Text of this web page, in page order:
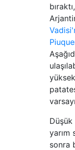
Düşük
yarım
sonra